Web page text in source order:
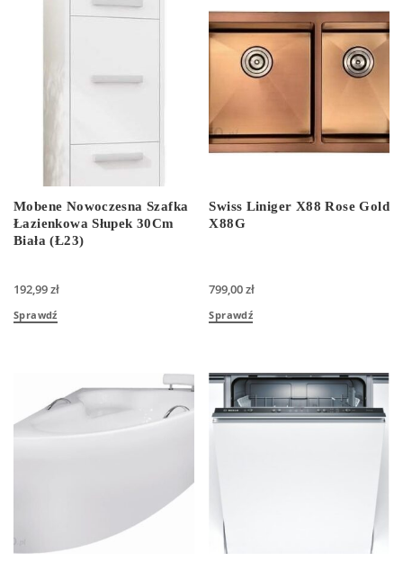
Mobene Nowoczesna Szafka
Łazienkowa Słupek 30Cm
Biała (Ł23)
192,99zł
Sprawdź
Swiss Liniger X88 Rose Gold
X88G
799,00zł
Sprawdź